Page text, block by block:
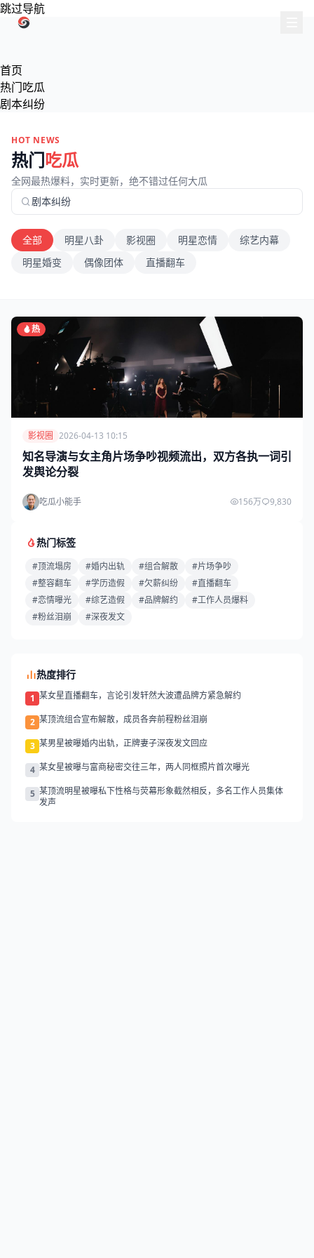
跳过导航
首页
热门吃瓜
剧本纠纷
HOT NEWS
热门吃瓜
全网最热爆料，实时更新，绝不错过任何大瓜
全部 明星八卦 影视圈 明星恋情
综艺内幕
明星婚变
偶像团体 直播翻车
热
影视圈 2026-04-13 10:15
知名导演与女主角片场争吵视频流出，双方各执一词引
发舆论分裂
吃瓜小能手 156万 9,830
热门标签
#顶流塌房 #婚内出轨 #组合解散
#片场争吵
#整容翻车
#学历造假 #欠薪纠纷
#直播翻车
#恋情曝光
#综艺造假 #品牌解约
#工作人员爆料
#粉丝泪崩
#深夜发文
热度排行
1 某女星直播翻车，言论引发轩然大波遭品牌方紧急解约
2 某顶流组合宣布解散，成员各奔前程粉丝泪崩
3 某男星被曝婚内出轨，正牌妻子深夜发文回应
4 某女星被曝与富商秘密交往三年，两人同框照片首次曝光
5 某顶流明星被曝私下性格与荧幕形象截然相反，多名工作人员集体
发声